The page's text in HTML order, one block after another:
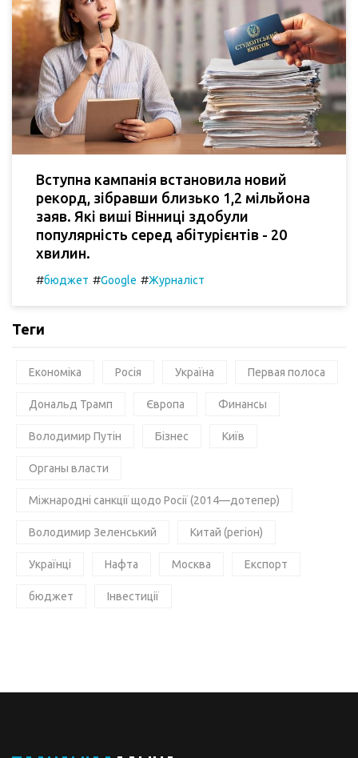
Вступна кампанія встановила новий
рекорд, зібравши близько 1,2 мільйона
заяв. Які виші Вінниці здобули
популярність серед абітурієнтів - 20
хвилин.
#бюджет #Google #Журналіст
Теги
Економіка Росія Україна Первая полоса
Дональд Трамп Європа Финансы
Володимир Путін Бізнес Київ
Органы власти
Міжнародні санкції щодо Росії (2014—дотепер)
Володимир Зеленський Китай (регіон)
Українці Нафта Москва Експорт
бюджет Інвестиції